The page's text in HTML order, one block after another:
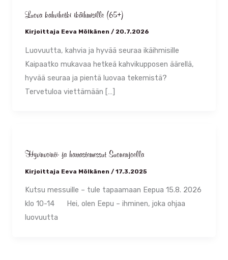
Luova kahvihetki ikäihmisille (65+)
Kirjoittaja Eeva Mölkänen / 20.7.2026
Luovuutta, kahvia ja hyvää seuraa ikäihmisille
Kaipaatko mukavaa hetkeä kahvikupposen äärellä,
hyvää seuraa ja pientä luovaa tekemistä?
Tervetuloa viettämään […]
Hyvinvointi- ja harrastemessut Suonenjoella
Kirjoittaja Eeva Mölkänen / 17.3.2025
Kutsu messuille – tule tapaamaan Eepua 15.8. 2026
klo 10-14 Hei, olen Eepu – ihminen, joka ohjaa
luovuutta